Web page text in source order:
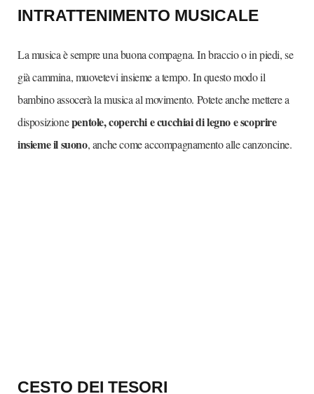
INTRATTENIMENTO MUSICALE
La musica è sempre una buona compagna. In braccio o in piedi, se
già cammina, muovetevi insieme a tempo. In questo modo il
bambino assocerà la musica al movimento. Potete anche mettere a
disposizionepentole, coperchi e cucchiai di legno e scoprire
insieme il suono, anche come accompagnamento alle canzoncine.
CESTO DEI TESORI